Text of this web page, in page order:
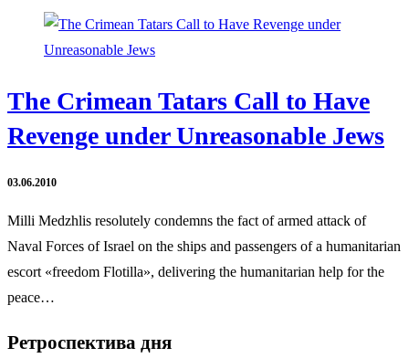
The Crimean Tatars Call to Have
Revenge under Unreasonable Jews
03.06.2010
Milli Medzhlis resolutely condemns the fact of armed attack of
Naval Forces of Israel on the ships and passengers of a humanitarian
escort «freedom Flotilla», delivering the humanitarian help for the
peace…
Ретроспектива дня